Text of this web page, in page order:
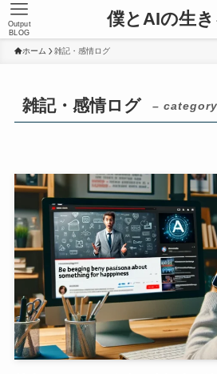
僕とAIの生
Output
BLOG
ホーム 雑記・感情ログ
雑記・感情ログ –